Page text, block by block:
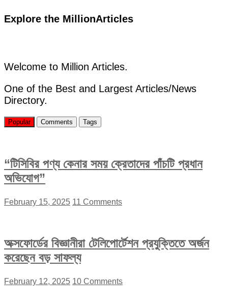
ছেলের
Explore the MillionArticles
Welcome to Million Articles.
One of the Best and Largest Articles/News
Directory.
Popular Comments Tags
“টিসিবির পণ্য কেনার সময় ক্রেতাদের পাঁচটি প্রধান
অভিযোগ”
February 15, 2025 11 Comments
অক্সফোর্ডের বিজ্ঞানীরা টেলিপোর্টেশন প্রযুক্তিতে অর্জন
করেছেন বড় সাফল্য
February 12, 2025 10 Comments